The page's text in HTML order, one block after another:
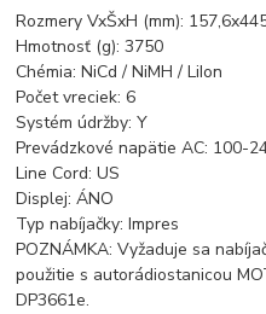
Rozmery VxŠxH (mm):
Hmotnosť (g): 3750
Chémia: NiCd / NiMH / LiIon
Počet vreciek: 6
Systém údržby: Y
Prevádzkové napätie AC: 100-
Line Cord: US
Displej: ÁNO
Typ nabíjačky: Impres
POZNÁMKA: Vyžaduje sa
použitie s autorádiostanicou
DP3661e.